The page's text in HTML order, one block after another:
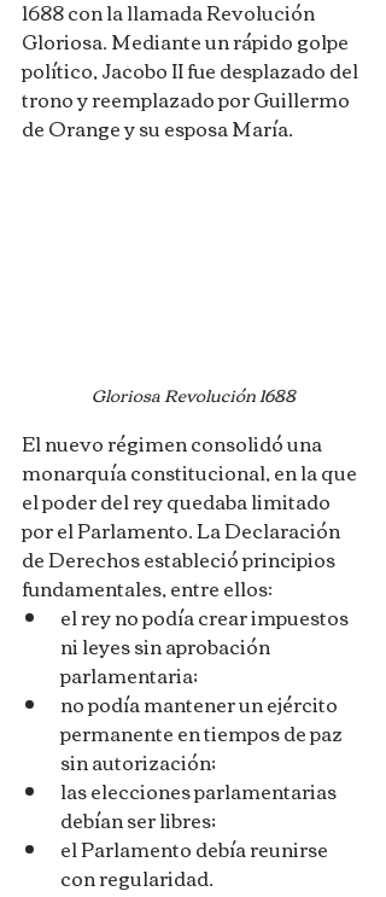
1688 con la llamada Revolución
Gloriosa. Mediante un rápido golpe
político, Jacobo II fue desplazado del
trono y reemplazado por Guillermo
de Orange y su esposa María.
Gloriosa Revolución 1688
El nuevo régimen consolidó una
monarquía constitucional, en la que
el poder del rey quedaba limitado
por el Parlamento. La Declaración
de Derechos estableció principios
fundamentales, entre ellos:
el rey no podía crear impuestos
ni leyes sin aprobación
parlamentaria;
no podía mantener un ejército
permanente en tiempos de paz
sin autorización;
las elecciones parlamentarias
debían ser libres;
el Parlamento debía reunirse
con regularidad.